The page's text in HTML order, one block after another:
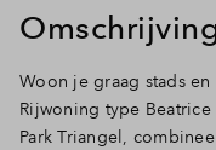
Woon je graag stads
Rijwoning type
Park Triangel,